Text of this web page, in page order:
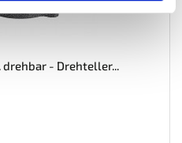
drehbar - Drehteller...